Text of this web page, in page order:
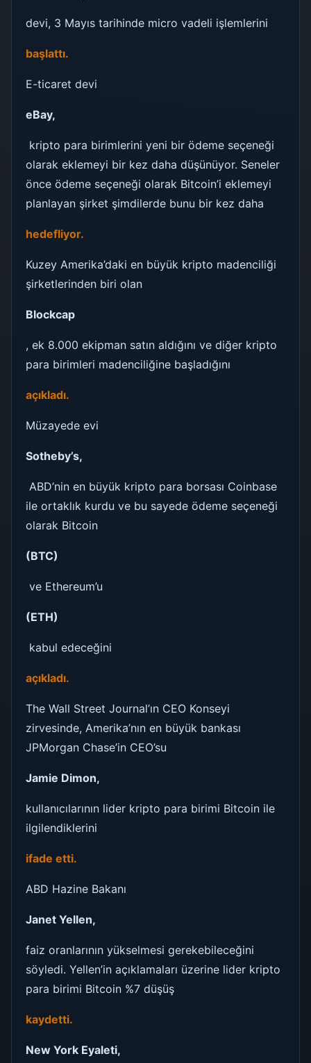
devi, 3 Mayıs tarihinde micro vadeli işlemlerini
başlattı.
E-ticaret devi
eBay,
kripto para birimlerini yeni bir ödeme seçeneği
olarak eklemeyi bir kez daha düşünüyor. Seneler
önce ödeme seçeneği olarak Bitcoin’i eklemeyi
planlayan şirket şimdilerde bunu bir kez daha
hedefliyor.
Kuzey Amerika’daki en büyük kripto madenciliği
şirketlerinden biri olan
Blockcap
, ek 8.000 ekipman satın aldığını ve diğer kripto
para birimleri madenciliğine başladığını
açıkladı.
Müzayede evi
Sotheby’s,
ABD’nin en büyük kripto para borsası Coinbase
ile ortaklık kurdu ve bu sayede ödeme seçeneği
olarak Bitcoin
(BTC)
ve Ethereum’u
(ETH)
kabul edeceğini
açıkladı.
The Wall Street Journal’ın CEO Konseyi
zirvesinde, Amerika’nın en büyük bankası
JPMorgan Chase’in CEO’su
Jamie Dimon,
kullanıcılarının lider kripto para birimi Bitcoin ile
ilgilendiklerini
ifade etti.
ABD Hazine Bakanı
Janet Yellen,
faiz oranlarının yükselmesi gerekebileceğini
söyledi. Yellen’in açıklamaları üzerine lider kripto
para birimi Bitcoin %7 düşüş
kaydetti.
New York Eyaleti,